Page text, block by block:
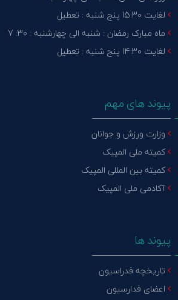
لغایت 15:30 پنج شنبه : تعطیل
ماه مبارک رمضان : شنبه الی چهارشنبه : 30: 7
لغایت 14:30 پنج شنبه : تعطیل
پیوند های مهم
وزارت ورزش و جوانان
کمیته ملی المپیک
کمیته بین المللی المپیک
آکادمی ملی المپیک
پیوند ها
تاریخچه فدراسیون
اعضای فدارسیون